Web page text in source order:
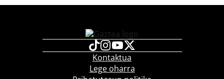
Kontaktua
Lege oharra